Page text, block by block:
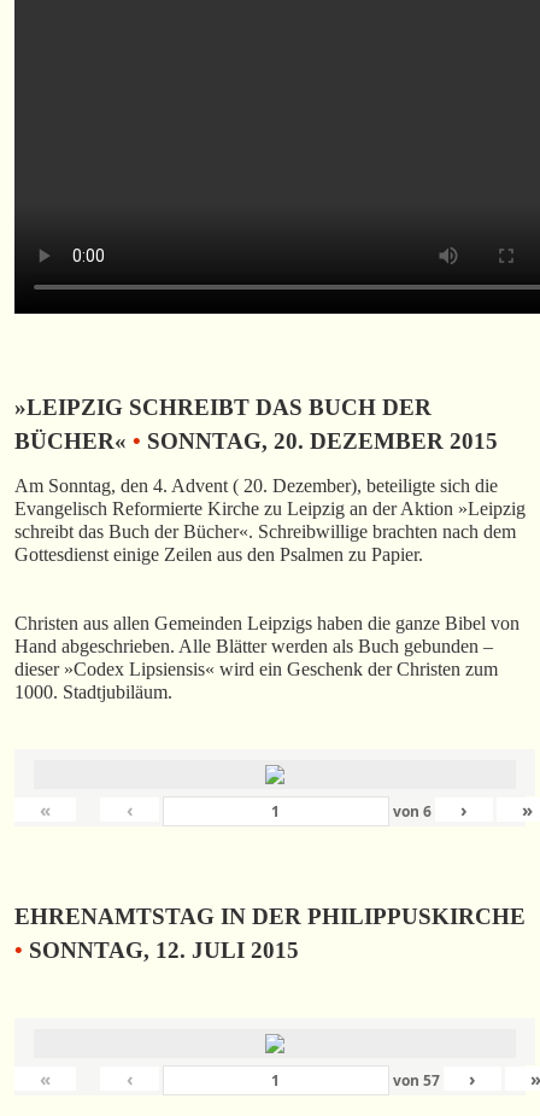
»LEIPZIG SCHREIBT DAS BUCH DER
BÜCHER« • SONNTAG, 20. DEZEMBER 2015
Am Sonntag, den 4. Advent ( 20. Dezember), beteiligte sich die
Evangelisch Reformierte Kirche zu Leipzig an der Aktion »Leipzig
schreibt das Buch der Bücher«. Schreibwillige brachten nach dem
Gottesdienst einige Zeilen aus den Psalmen zu Papier.
Christen aus allen Gemeinden Leipzigs haben die ganze Bibel von
Hand abgeschrieben. Alle Blätter werden als Buch gebunden –
dieser »Codex Lipsiensis« wird ein Geschenk der Christen zum
1000. Stadtjubiläum.
« ‹ von 6 › »
EHRENAMTSTAG IN DER PHILIPPUSKIRCHE
• SONNTAG, 12. JULI 2015
« ‹ von 57 ›